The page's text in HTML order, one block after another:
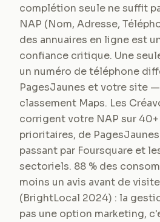
complétion seule ne suffit
NAP (Nom, Adresse,
des annuaires en ligne est
confiance critique. Une
un numéro de téléphone
PagesJaunes et votre site
classement Maps. Les
corrigent votre NAP sur 40+
prioritaires, de
passant par Foursquare et
sectoriels. 88 % des
moins un avis avant de
(BrightLocal 2024) : la
pas une option marketing,